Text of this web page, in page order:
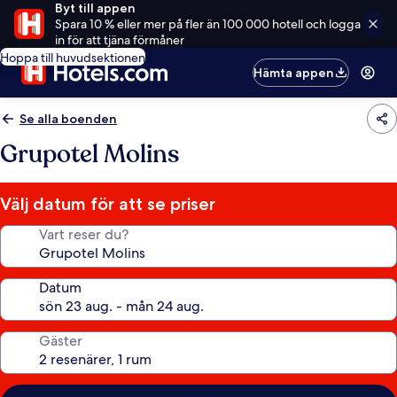
Byt till appen
Spara 10 % eller mer på fler än 100 000 hotell och logga
in för att tjäna förmåner
Hoppa till huvudsektionen
Hämta appen
Se alla boenden
Grupotel Molins
Välj datum för att se priser
Vart reser du?
Datum
Gäster